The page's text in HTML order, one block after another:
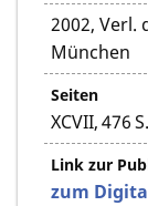
2002, Verl.
München
Seiten
XCVII, 476
Link zur
zum